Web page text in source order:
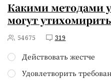
Какими методами
могут
54675 319
Действовать жестче
Удовлетворить